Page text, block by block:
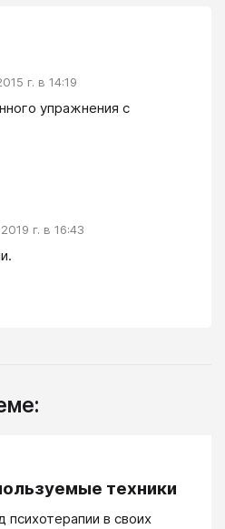
г. в 14:19
упражнения с
г. в 16:43
техники
психотерапии в своих